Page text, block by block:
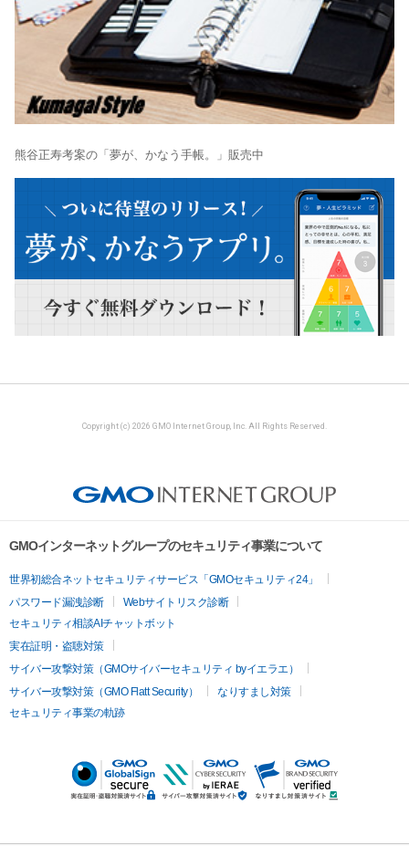
熊谷正寿考案の「夢が、かなう手帳。」販売中
Copyright (c) 2026 GMO Internet Group, Inc. All Rights Reserved.
GMOインターネットグループのセキュリティ事業について
世界初総合ネットセキュリティサービス「GMOセキュリティ24」
パスワード漏洩診断
Webサイトリスク診断
セキュリティ相談AIチャットボット
実在証明・盗聴対策
サイバー攻撃対策（GMOサイバーセキュリティ byイエラエ）
サイバー攻撃対策（GMO Flatt Security）
なりすまし対策
セキュリティ事業の軌跡